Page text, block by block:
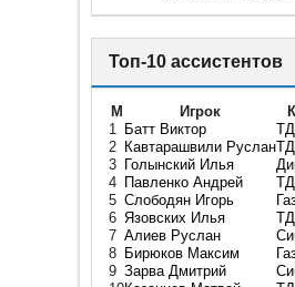
Топ-10 ассистентов
М Игрок
1 Батт Виктор
2 Кавтарашвили Руслан
3 Голынский Илья
4 Павленко Андрей
5 Слободян Игорь
6 Язовских Илья
7 Алиев Руслан
8 Бирюков Максим
9 Зарва Дмитрий